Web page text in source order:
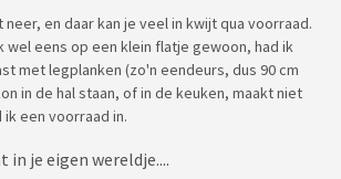
en daar kan je veel in kwijt qua voorraad.
wel eens op een klein flatje gewoon, had ik
met legplanken (zo'n eendeurs, dus 90 cm
in de hal staan, of in de keuken, maakt niet
ik een voorraad in.
je eigen wereldje....